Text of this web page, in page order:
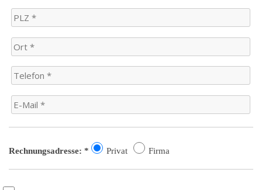
Rechnungsadresse: * Privat Firma